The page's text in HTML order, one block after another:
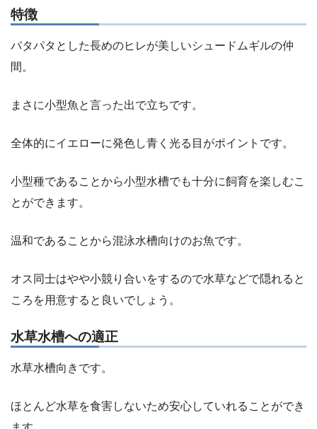
特徴
パタパタとした長めのヒレが美しいシュードムギルの仲
間。
まさに小型魚と言った出で立ちです。
全体的にイエローに発色し青く光る目がポイントです。
小型種であることから小型水槽でも十分に飼育を楽しむこ
とができます。
温和であることから混泳水槽向けのお魚です。
オス同士はやや小競り合いをするので水草などで隠れると
ころを用意すると良いでしょう。
水草水槽への適正
水草水槽向きです。
ほとんど水草を食害しないため安心していれることができ